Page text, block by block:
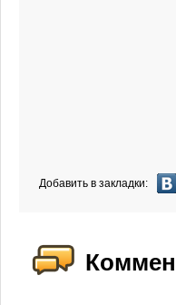
Добавить в закладки: